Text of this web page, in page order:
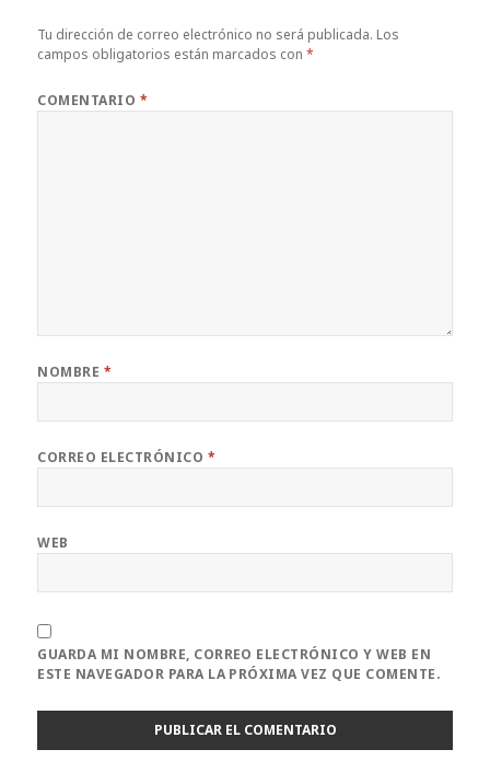
Tu dirección de correo electrónico no será publicada. Los
campos obligatorios están marcados con*
COMENTARIO *
NOMBRE *
CORREO ELECTRÓNICO *
WEB
GUARDA MI NOMBRE, CORREO ELECTRÓNICO Y WEB EN
ESTE NAVEGADOR PARA LA PRÓXIMA VEZ QUE COMENTE.